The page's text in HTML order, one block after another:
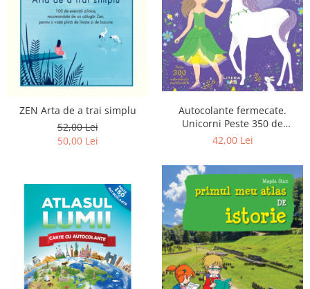
Povești
Reviste
Știință si natură
Vârstă
10+ ani
7-10 ani
toate vârstele
Editura Univers
Cera
Editura Aramis
ZEN Arta de a trai simplu
52,00 Lei
50,00 Lei
Autocolante fermecate.
Unicorni Peste 350 de
autocolante reutilizabile
42,00 Lei